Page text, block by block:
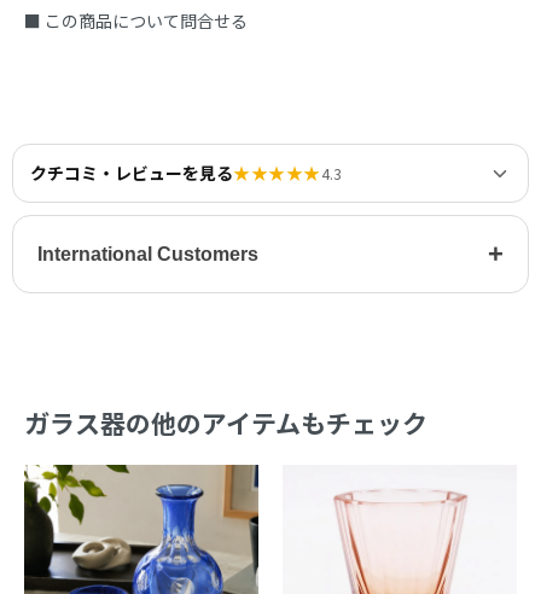
■ この商品について問合せる
クチコミ・レビューを見る★★★★★4.3
International Customers +
ガラス器の他のアイテムもチェック